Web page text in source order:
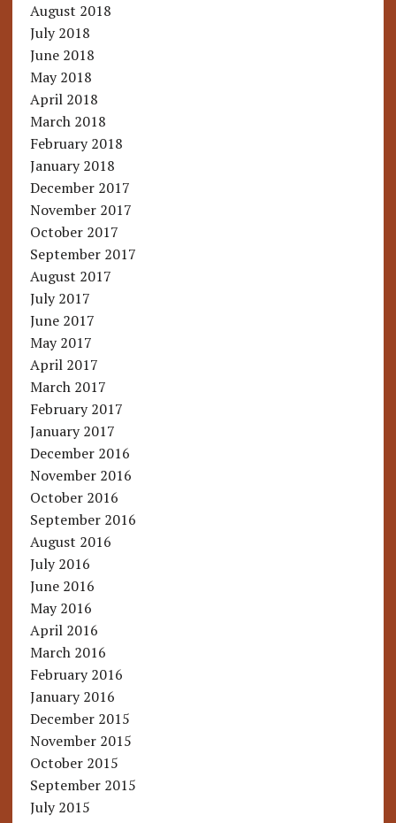
August 2018
July 2018
June 2018
May 2018
April 2018
March 2018
February 2018
January 2018
December 2017
November 2017
October 2017
September 2017
August 2017
July 2017
June 2017
May 2017
April 2017
March 2017
February 2017
January 2017
December 2016
November 2016
October 2016
September 2016
August 2016
July 2016
June 2016
May 2016
April 2016
March 2016
February 2016
January 2016
December 2015
November 2015
October 2015
September 2015
July 2015